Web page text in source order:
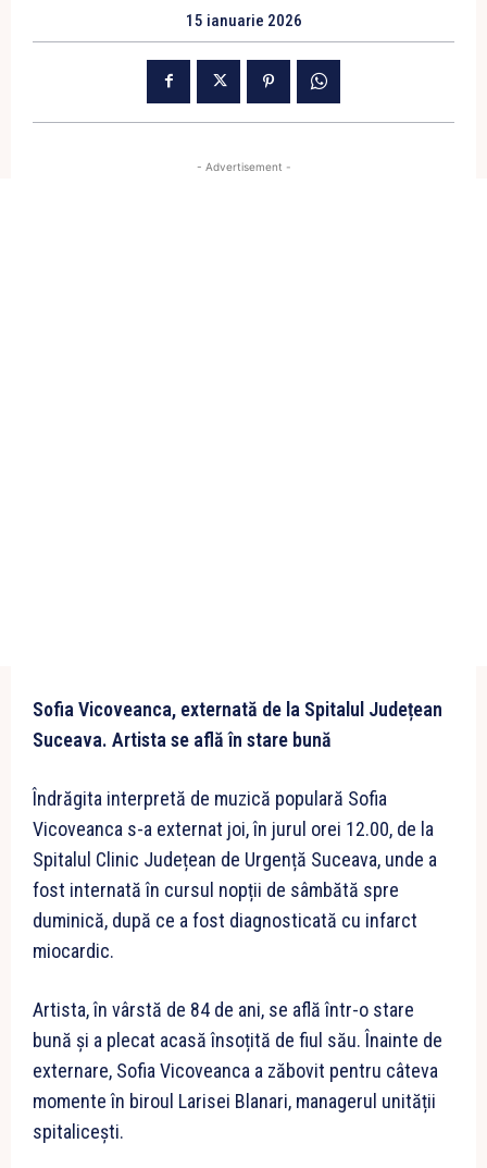
15 ianuarie 2026
- Advertisement -
Sofia Vicoveanca, externată de la Spitalul Județean
Suceava. Artista se află în stare bună
Îndrăgita interpretă de muzică populară Sofia
Vicoveanca s-a externat joi, în jurul orei 12.00, de la
Spitalul Clinic Județean de Urgență Suceava, unde a
fost internată în cursul nopții de sâmbătă spre
duminică, după ce a fost diagnosticată cu infarct
miocardic.
Artista, în vârstă de 84 de ani, se află într-o stare
bună și a plecat acasă însoțită de fiul său. Înainte de
externare, Sofia Vicoveanca a zăbovit pentru câteva
momente în biroul Larisei Blanari, managerul unității
spitalicești.